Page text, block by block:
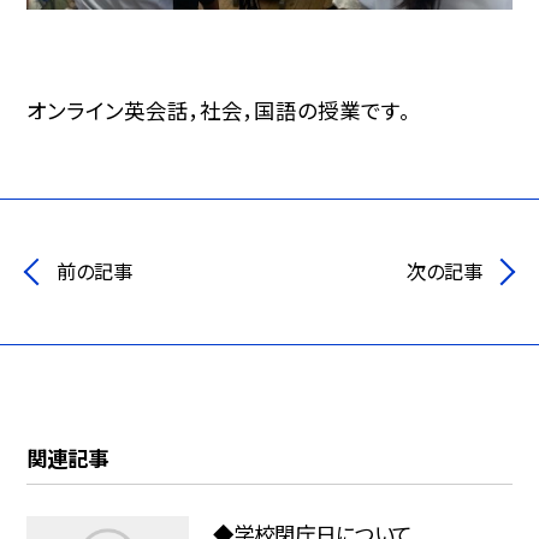
オンライン英会話，社会，国語の授業です。
前の記事 次の記事
関連記事